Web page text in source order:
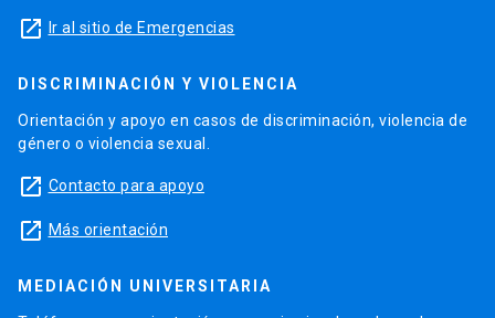
launch Ir al sitio de Emergencias
DISCRIMINACIÓN Y VIOLENCIA
Orientación y apoyo en casos de discriminación, violencia de
género o violencia sexual.
launch Contacto para apoyo
launch Más orientación
MEDIACIÓN UNIVERSITARIA